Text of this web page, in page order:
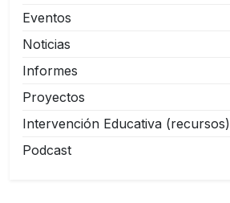
Eventos
Noticias
Informes
Proyectos
Intervención Educativa (recursos)
Podcast